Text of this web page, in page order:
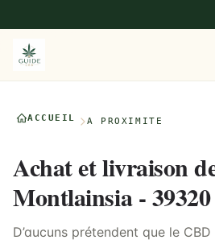
ACCUEIL À PROXIMITÉ
Achat et livraison
Montlainsia - 39320
D’aucuns prétendent que le